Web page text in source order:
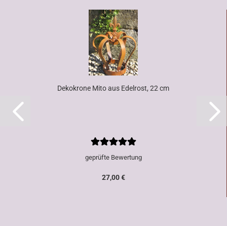
Dekokrone Mito aus Edelrost, 22 cm
geprüfte Bewertung
27,00 €